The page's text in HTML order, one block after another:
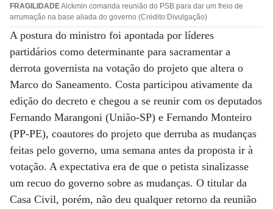
FRAGILIDADEAlckmin comanda reunião do PSB para dar um freio de
arrumação na base aliada do governo (Crédito:Divulgação)
A postura do ministro foi apontada por líderes
partidários como determinante para sacramentar a
derrota governista na votação do projeto que altera o
Marco do Saneamento. Costa participou ativamente da
edição do decreto e chegou a se reunir com os deputados
Fernando Marangoni (União-SP) e Fernando Monteiro
(PP-PE), coautores do projeto que derruba as mudanças
feitas pelo governo, uma semana antes da proposta ir à
votação. A expectativa era de que o petista sinalizasse
um recuo do governo sobre as mudanças. O titular da
Casa Civil, porém, não deu qualquer retorno da reunião